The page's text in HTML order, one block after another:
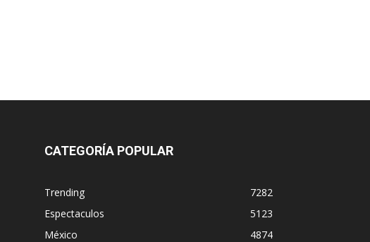
CATEGORÍA POPULAR
Trending
7282
Espectaculos
5123
México
4874